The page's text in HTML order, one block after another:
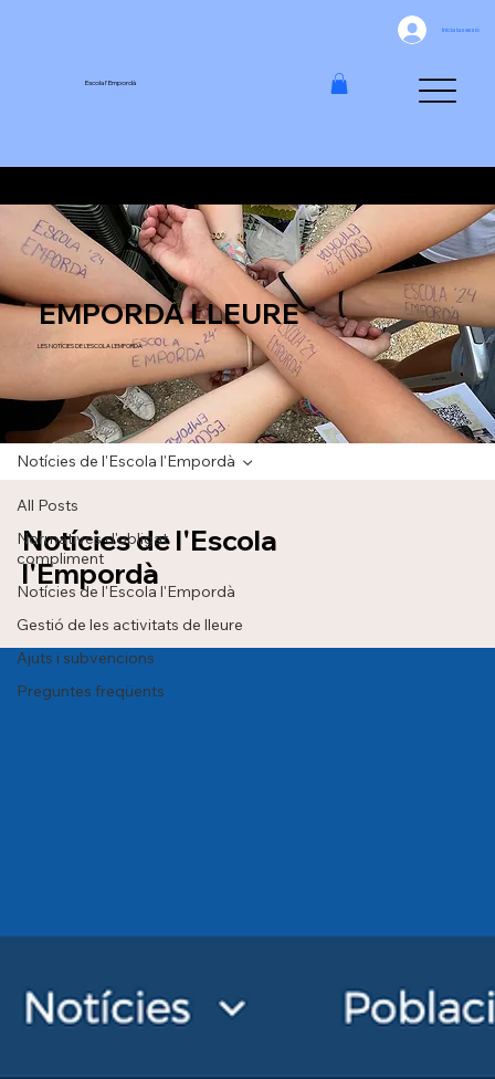
Escola l'Empordà
Inicia la sessió
EMPORDÀ LLEURE
LES NOTÍCIES DE L'ESCOLA L'EMPORDÀ
All Posts
Normatives d'obligat
compliment
Notícies de l'Escola l'Empordà
Gestió de les activitats de lleure
Ajuts i subvencions
Preguntes freqüents
Notícies de l'Escola l'Empordà
Notícies de l'Escola
l'Empordà